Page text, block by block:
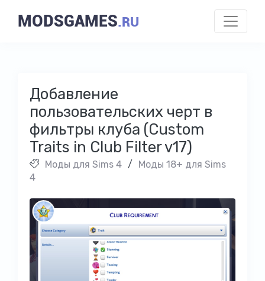
MODSGAMES.RU
Добавление
пользовательских черт в
фильтры клуба (Custom
Traits in Club Filter v17)
Моды для Sims 4 /
Моды 18+ для Sims
4